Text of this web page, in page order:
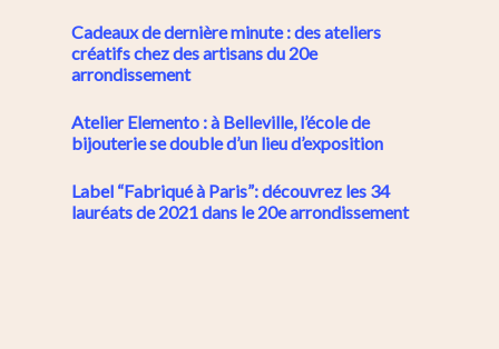
Cadeaux de dernière minute : des ateliers
créatifs chez des artisans du 20e
arrondissement
Atelier Elemento : à Belleville, l’école de
bijouterie se double d’un lieu d’exposition
Label “Fabriqué à Paris”: découvrez les 34
lauréats de 2021 dans le 20e arrondissement